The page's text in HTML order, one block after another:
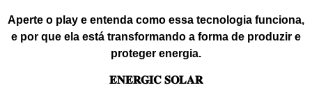
Aperte o play e entenda como essa tecnologia funciona,
e por que ela está transformando a forma de produzir e
proteger energia.
𝐄𝐍𝐄𝐑𝐆𝐈𝐂 𝐒𝐎𝐋𝐀𝐑